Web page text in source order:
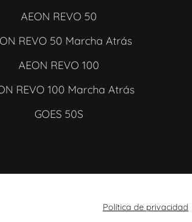
AEON REVO 50
REVO 50 Marcha Atrás
AEON REVO 100
REVO 100 Marcha Atrás
GOES 50S
Política de privacidad